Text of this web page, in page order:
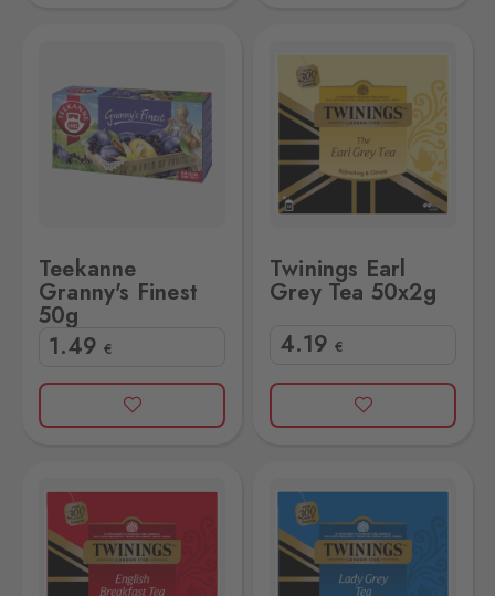
Teekanne
Granny's Finest
50g
1.49 €
Twinings Earl
Grey Tea 50x2g
4.19 €